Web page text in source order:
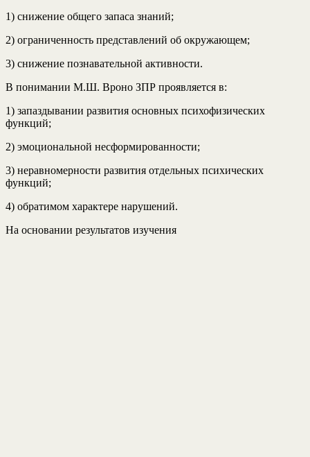
1) снижение общего запаса знаний;
2) ограниченность представлений об окружающем;
3) снижение познавательной активности.
В понимании М.Ш. Вроно ЗПР проявляется в:
1) запаздывании развития основных психофизических
функций;
2) эмоциональной несформированности;
3) неравномерности развития отдельных психических
функций;
4) обратимом характере нарушений.
На основании результатов изучения